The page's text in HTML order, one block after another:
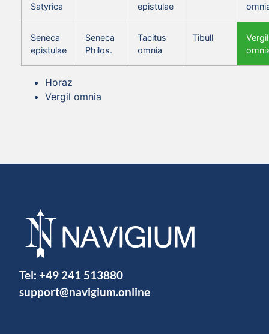
Satyrica
epistulae
Seneca
epistulae
Seneca
Philos.
Tacitus
omnia
Tibull
Vergil
Horaz
Vergil omnia
Tel: +49 241 513880
support@navigium.online